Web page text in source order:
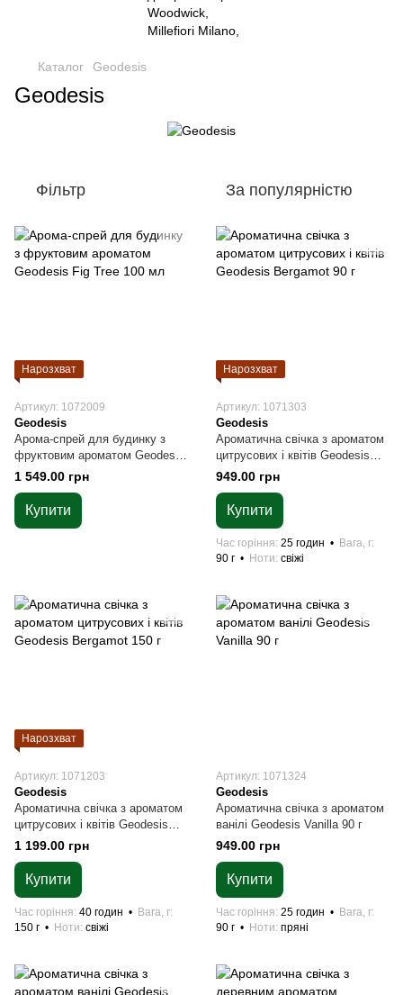
Каталог Geodesis
Geodesis
Фільтр За популярністю
Нарозхват
Артикул: 1072009
Geodesis
Арома-спрей для будинку з
фруктовим ароматом Geodesis
Fig Tree 100 мл
1 549.00 грн
Купити
Нарозхват
Артикул: 1071303
Geodesis
Ароматична свічка з ароматом
цитрусових і квітів Geodesis
Bergamot 90 г
949.00 грн
Купити
Час горіння 25 годин
Вага, г
90 г
Ноти свіжі
Нарозхват
Артикул: 1071203
Geodesis
Ароматична свічка з ароматом
цитрусових і квітів Geodesis
Bergamot 150 г
1 199.00 грн
Купити
Час горіння 40 годин
Вага, г
150 г
Ноти свіжі
Артикул: 1071324
Geodesis
Ароматична свічка з ароматом
ванілі Geodesis Vanilla 90 г
949.00 грн
Купити
Час горіння 25 годин
Вага, г
90 г
Ноти пряні